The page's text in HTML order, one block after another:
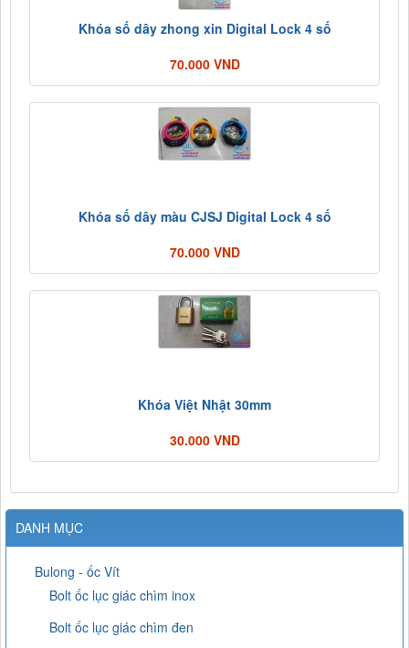
Khóa số dây zhong xin Digital Lock 4 số
70.000 VND
Khóa số dây màu CJSJ Digital Lock 4 số
70.000 VND
Khóa Việt Nhật 30mm
30.000 VND
DANH MỤC
Bulong - ốc Vít
Bolt ốc lục giác chìm inox
Bolt ốc lục giác chìm đen